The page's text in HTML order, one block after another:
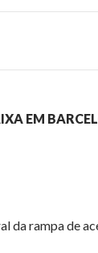
EM
da rampa de